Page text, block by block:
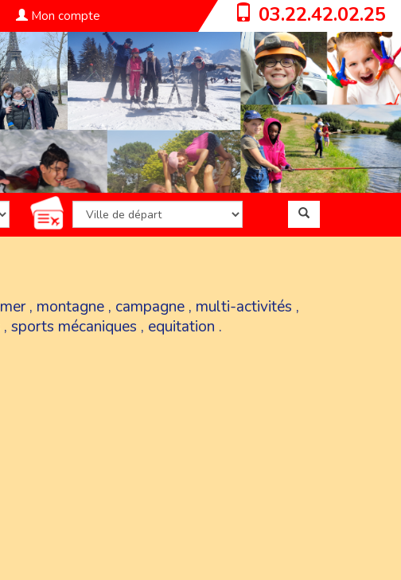
Mon compte 03.22.42.02.25
mer, montagne , campagne , multi-activités ,
, sports mécaniques , equitation .